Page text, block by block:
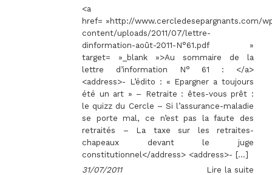
<a
href= »http://www.cercledesepargnants.com/
content/uploads/2011/07/lettre-
dinformation-août-2011-N°61.pdf »
target= »_blank »>Au sommaire de la
lettre d’information N° 61 : </a>
<address>- L’édito : « Epargner a toujours
été un art » – Retraite : êtes-vous prêt :
le quizz du Cercle – Si l’assurance-maladie
se porte mal, ce n’est pas la faute des
retraités – La taxe sur les retraites-
chapeaux devant le juge
constitutionnel</address> <address>- […]
31/07/2011
Lire la suite